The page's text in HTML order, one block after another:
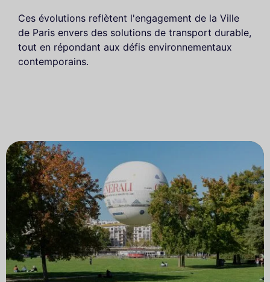
Ces évolutions reflètent l'engagement de la Ville
de Paris envers des solutions de transport durable,
tout en répondant aux défis environnementaux
contemporains.